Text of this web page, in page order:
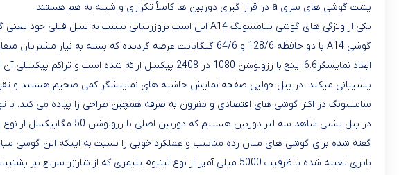
پشت گوشی های سری a در قرار گیری دوربین ها کاملأ تکراری و شبیه به هم هستند.
یکی از ویژگی های گوشی سامسونگ A14 این است بروزرسانی نسبت به نسل قبلی خود یعنی گوشی a13 پیشرفت کرده و از اندروید 13 پشتیبانی میکند.
گوشی A14 با دو حافظه 128/6 و 64/6 گیگابایت عرضه گردیده که بسته به نیاز مشتریان متفاوت میباشد.
سامسونگ در اکثر گوشی های اقتصادی و مقرون به صرفه همچین طراحی را پیاده می کند. با
گفته شده برای گوشی های میان رده مناسب و عملکرد خوبی را نسبت به اینکه این گوشی